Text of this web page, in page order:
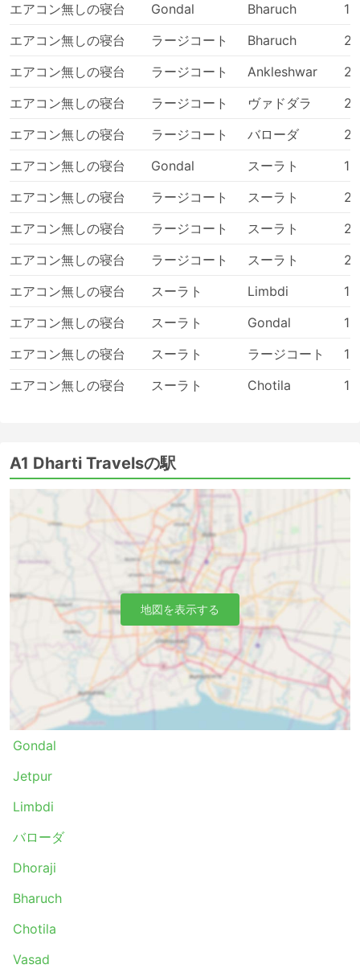
な道路状況に大きく左右される可能性があります。特
す。このことを念頭に置いて、無理な乗り継ぎをしな
いようにしてください。
要な場合があります。バスターミナルに行けば次のバ
い。
エアコン無しの寝台
Gondal Bharuch
エアコン無しの寝台
ラージコート Bharuch
エアコン無しの寝台
ラージコート Ankleshwar
エアコン無しの寝台
ラージコート ヴァドダラ
エアコン無しの寝台
ラージコート バローダ
エアコン無しの寝台
Gondal スーラト
エアコン無しの寝台
ラージコート スーラト
エアコン無しの寝台
ラージコート スーラト
エアコン無しの寝台
ラージコート スーラト
エアコン無しの寝台
スーラト Limbdi
エアコン無しの寝台
スーラト Gondal
エアコン無しの寝台
スーラト ラージコート
エアコン無しの寝台
スーラト Chotila
A1 Dharti Travelsの駅
Gondal
Jetpur
Limbdi
バローダ
Dhoraji
Bharuch
Chotila
Vasad
地図を表示する